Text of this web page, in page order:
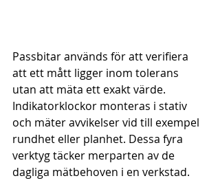
Passbitar används för att verifiera
att ett mått ligger inom tolerans
utan att mäta ett exakt värde.
Indikatorklockor monteras i stativ
och mäter avvikelser vid till exempel
rundhet eller planhet. Dessa fyra
verktyg täcker merparten av de
dagliga mätbehoven i en verkstad.